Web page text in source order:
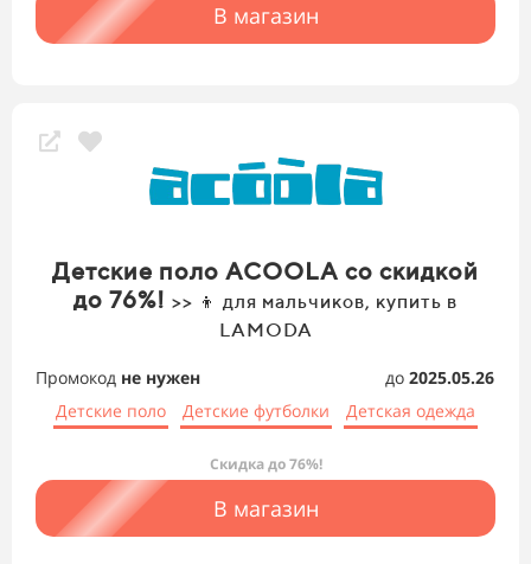
В магазин
Детские поло ACOOLA со скидкой
до 76%! >> 👦 для мальчиков, купить в
LAMODA
Промокод не нужен до 2025.05.26
Детские поло
Детские футболки Детская одежда
Скидка до 76%!
В магазин